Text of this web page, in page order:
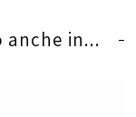
anche in...